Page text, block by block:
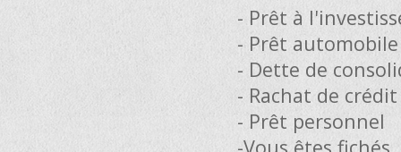
- Prêt à
- Prêt automobile
- Dette de
- Rachat de crédit
- Prêt personnel
-Vous êtes fichés